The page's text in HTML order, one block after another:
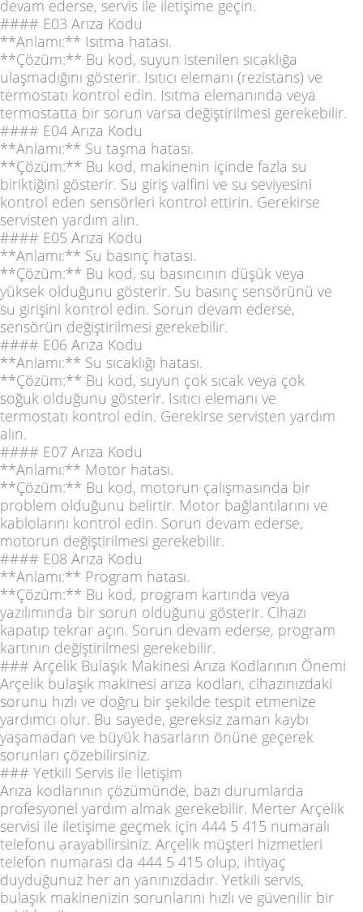
devam ederse, servis ile iletişime geçin.
#### E03 Arıza Kodu
**Anlamı:** Isıtma hatası.
**Çözüm:** Bu kod, suyun istenilen sıcaklığa
ulaşmadığını gösterir. Isıtıcı elemanı (rezistans) ve
termostatı kontrol edin. Isıtma elemanında veya
termostatta bir sorun varsa değiştirilmesi gerekebilir.
#### E04 Arıza Kodu
**Anlamı:** Su taşma hatası.
**Çözüm:** Bu kod, makinenin içinde fazla su
biriktiğini gösterir. Su giriş valfini ve su seviyesini
kontrol eden sensörleri kontrol ettirin. Gerekirse
servisten yardım alın.
#### E05 Arıza Kodu
**Anlamı:** Su basınç hatası.
**Çözüm:** Bu kod, su basıncının düşük veya
yüksek olduğunu gösterir. Su basınç sensörünü ve
su girişini kontrol edin. Sorun devam ederse,
sensörün değiştirilmesi gerekebilir.
#### E06 Arıza Kodu
**Anlamı:** Su sıcaklığı hatası.
**Çözüm:** Bu kod, suyun çok sıcak veya çok
soğuk olduğunu gösterir. Isıtıcı elemanı ve
termostatı kontrol edin. Gerekirse servisten yardım
alın.
#### E07 Arıza Kodu
**Anlamı:** Motor hatası.
**Çözüm:** Bu kod, motorun çalışmasında bir
problem olduğunu belirtir. Motor bağlantılarını ve
kablolarını kontrol edin. Sorun devam ederse,
motorun değiştirilmesi gerekebilir.
#### E08 Arıza Kodu
**Anlamı:** Program hatası.
**Çözüm:** Bu kod, program kartında veya
yazılımında bir sorun olduğunu gösterir. Cihazı
kapatıp tekrar açın. Sorun devam ederse, program
kartının değiştirilmesi gerekebilir.
### Arçelik Bulaşık Makinesi Arıza Kodlarının Önemi
Arçelik bulaşık makinesi arıza kodları, cihazınızdaki
sorunu hızlı ve doğru bir şekilde tespit etmenize
yardımcı olur. Bu sayede, gereksiz zaman kaybı
yaşamadan ve büyük hasarların önüne geçerek
sorunları çözebilirsiniz.
### Yetkili Servis ile İletişim
Arıza kodlarının çözümünde, bazı durumlarda
profesyonel yardım almak gerekebilir. Merter Arçelik
servisi ile iletişime geçmek için 444 5 415 numaralı
telefonu arayabilirsiniz. Arçelik müşteri hizmetleri
telefon numarası da 444 5 415 olup, ihtiyaç
duyduğunuz her an yanınızdadır. Yetkili servis,
bulaşık makinenizin sorunlarını hızlı ve güvenilir bir